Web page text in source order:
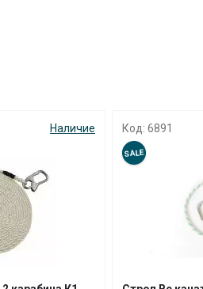
Наличие Код: 6891
SALE